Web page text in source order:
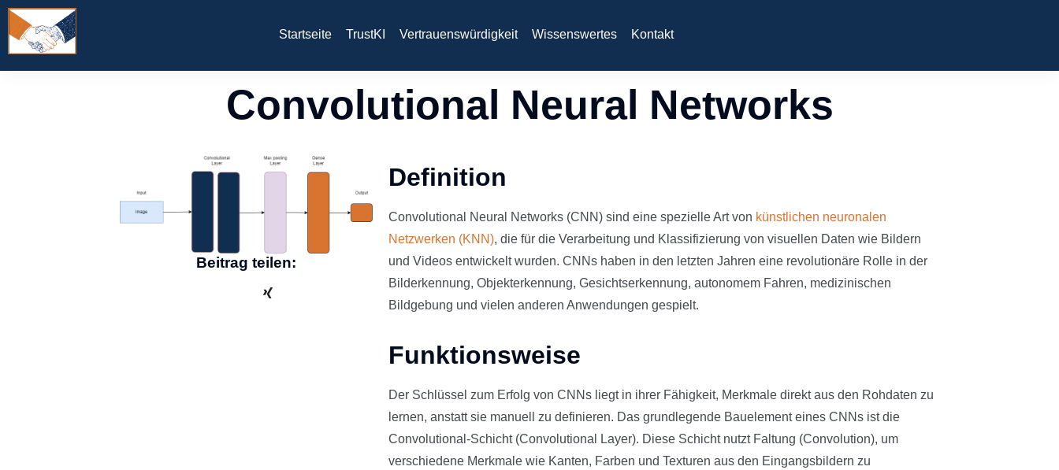
Startseite TrustKI Vertrauenswürdigkeit Wissenswertes Kontakt
Convolutional Neural Networks
Beitrag teilen:
Definition
Convolutional Neural Networks (CNN) sind eine spezielle Art von künstlichen neuronalen
Netzwerken (KNN), die für die Verarbeitung und Klassifizierung von visuellen Daten wie Bildern
und Videos entwickelt wurden. CNNs haben in den letzten Jahren eine revolutionäre Rolle in der
Bilderkennung, Objekterkennung, Gesichtserkennung, autonomem Fahren, medizinischen
Bildgebung und vielen anderen Anwendungen gespielt.
Funktionsweise
Der Schlüssel zum Erfolg von CNNs liegt in ihrer Fähigkeit, Merkmale direkt aus den Rohdaten zu
lernen, anstatt sie manuell zu definieren. Das grundlegende Bauelement eines CNNs ist die
Convolutional-Schicht (Convolutional Layer). Diese Schicht nutzt Faltung (Convolution), um
verschiedene Merkmale wie Kanten, Farben und Texturen aus den Eingangsbildern zu